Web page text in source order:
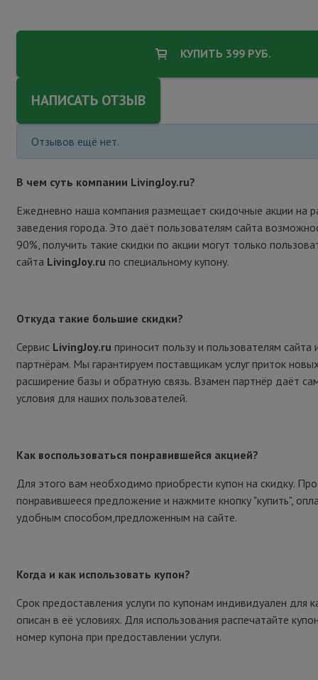
КУПИТЬ 399 РУБ.
НАПИСАТЬ ОТЗЫВ
Отзывов ещё нет.
В чем суть компании LivingJoy.ru?
Ежедневно наша компания размещает скидочные акции на
заведения города. Это даёт пользователям сайта
90%, получить такие скидки по акции могут только
сайта LivingJoy.ru по специальному купону.
Откуда такие большие скидки?
Сервис LivingJoy.ru приносит пользу и пользователям сайта
партнёрам. Мы гарантируем поставщикам услуг приток
расширение базы и обратную связь. Взамен партнёр даёт
условия для наших пользователей.
Как воспользоваться понравившейся акцией?
Для этого вам необходимо приобрести купон на скидку.
понравившееся предложение и нажмите кнопку "купить",
удобным способом,предложенным на сайте.
Когда и как использовать купон?
Срок предоставления услуги по купонам индивидуален для
описан в её условиях. Для использования распечатайте
номер купона при предоставлении услуги.